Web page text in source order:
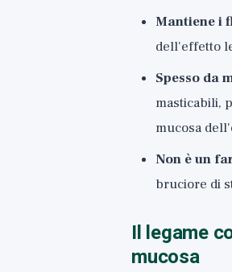
Mantiene i
dell'effetto
Spesso da
masticabili,
mucosa
Non è un
bruciore di
Il legame
mucosa